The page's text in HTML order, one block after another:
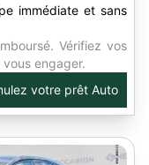
immédiate et sans
Vérifiez vos
engager.
votre prêt Auto